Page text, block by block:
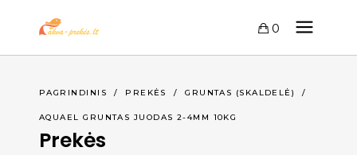
0
PAGRINDINIS / PREKĖS /GRUNTAS (SKALDELĖ) /
AQUAEL GRUNTAS JUODAS 2-4MM 10KG
Prekės